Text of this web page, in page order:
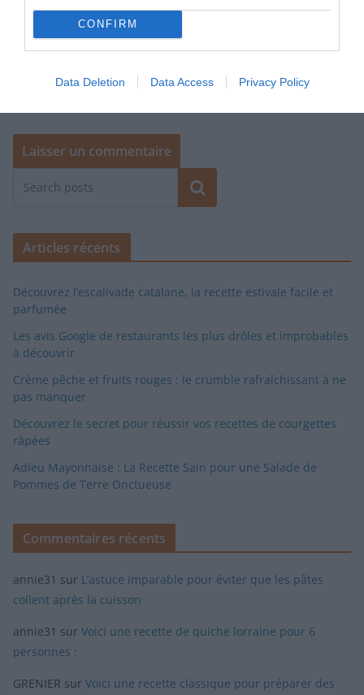
CONFIRM
Data Deletion Data Access Privacy Policy
Enregistrer mon nom, mon e-mail et mon site dans le
navigateur pour mon prochain commentaire.
Rechercher
Articles récents
Découvrez l’escalivade catalane, la recette estivale facile et
parfumée
Les avis Google de restaurants les plus drôles et improbables
à découvrir
Crème pêche et fruits rouges : le crumble rafraîchissant à ne
pas manquer
Découvrez le secret pour réussir vos recettes de courgettes
râpées
Adieu Mayonnaise : La Recette Sain pour une Salade de
Pommes de Terre Onctueuse
Commentaires récents
annie31 sur L’astuce imparable pour éviter que les pâtes
collent après la cuisson
annie31 sur Voici une recette de quiche lorraine pour 6
personnes :
GRENIER sur Voici une recette classique pour préparer des